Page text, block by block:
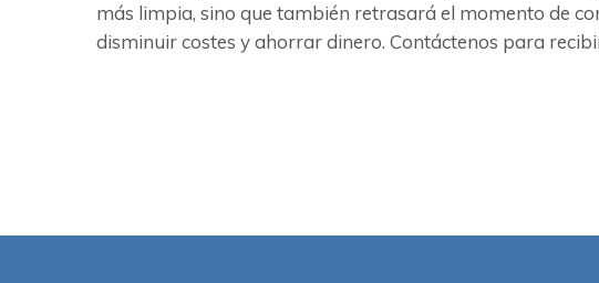
más limpia, sino que también retrasará el momento de
disminuir costes y ahorrar dinero. Contáctenos para